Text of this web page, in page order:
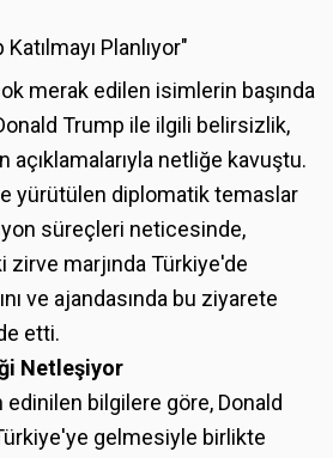
Planlıyor"
merak edilen isimlerin başında
Trump ile ilgili belirsizlik,
açıklamalarıyla netliğe kavuştu.
yürütülen diplomatik temaslar
süreçleri neticesinde,
zirve marjında Türkiye'de
ve ajandasında bu ziyarete
etti.
Netleşiyor
bilgilere göre, Donald
gelmesiyle birlikte